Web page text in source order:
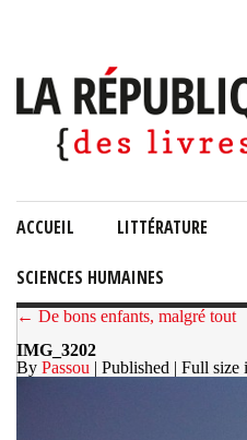
ACCUEIL LITTÉRATURE
SCIENCES HUMAINES
← De bons enfants, malgré tout
IMG_3202
By Passou | Published | Full size